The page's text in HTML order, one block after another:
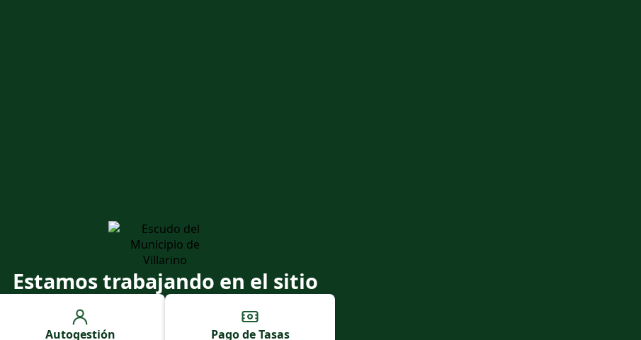
Estamos trabajando en el sitio
Autogestión Pago de Tasas